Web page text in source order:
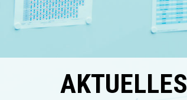
AKTUELLES